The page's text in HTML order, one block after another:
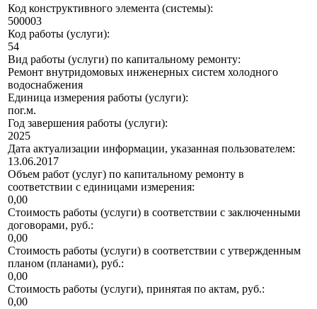
Код конструктивного элемента (системы):
500003
Код работы (услуги):
54
Вид работы (услуги) по капитальному ремонту:
Ремонт внутридомовых инженерных систем холодного
водоснабжения
Единица измерения работы (услуги):
пог.м.
Год завершения работы (услуги):
2025
Дата актуализации информации, указанная пользователем:
13.06.2017
Объем работ (услуг) по капитальному ремонту в
соответствии с единицами измерения:
0,00
Стоимость работы (услуги) в соответствии с заключенными
договорами, руб.:
0,00
Стоимость работы (услуги) в соответствии с утвержденным
планом (планами), руб.:
0,00
Стоимость работы (услуги), принятая по актам, руб.:
0,00